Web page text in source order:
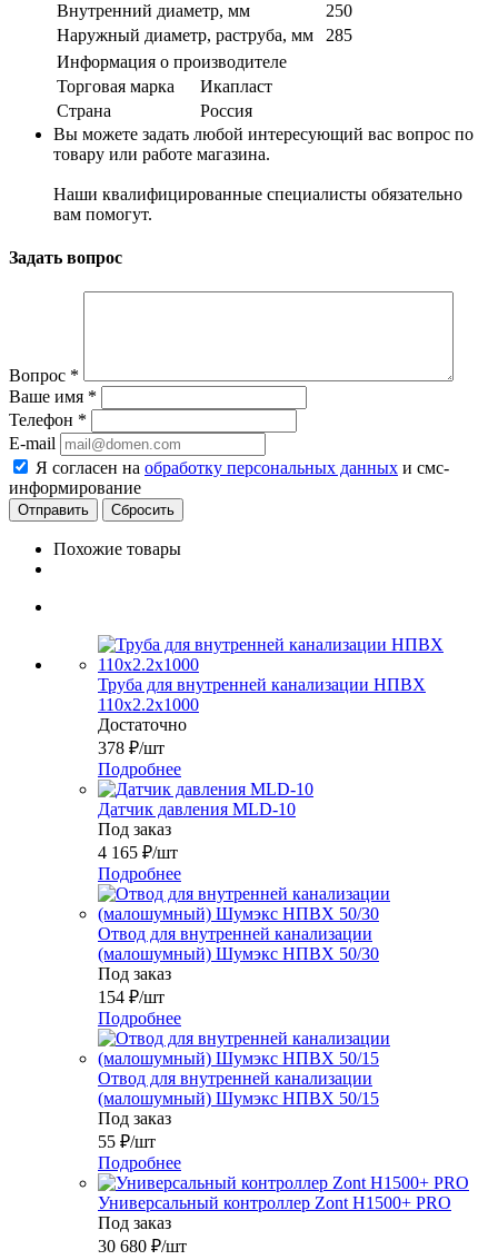
Внутренний диаметр, мм
250
Наружный диаметр, раструба, мм
285
Информация о производителе
Торговая марка
Икапласт
Страна
Россия
Вы можете задать любой интересующий вас вопрос по
товару или работе магазина.
Наши квалифицированные специалисты обязательно
вам помогут.
Задать вопрос
Вопрос *
Ваше имя *
Телефон *
E-mail
Я согласен на обработку персональных данных и смс-
информирование
Сбросить
Похожие товары
Труба для внутренней канализации НПВХ
110x2.2х1000
Достаточно
378 ₽/шт
Подробнее
Датчик давления MLD-10
Под заказ
4 165 ₽/шт
Подробнее
Отвод для внутренней канализации
(малошумный) Шумэкс НПВХ 50/30
Под заказ
154 ₽/шт
Подробнее
Отвод для внутренней канализации
(малошумный) Шумэкс НПВХ 50/15
Под заказ
55 ₽/шт
Подробнее
Универсальный контроллер Zont H1500+ PRO
Под заказ
30 680 ₽/шт